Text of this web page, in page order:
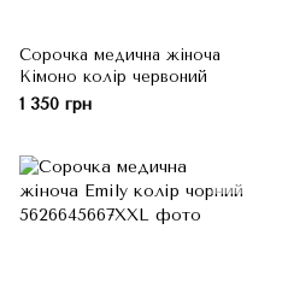
Сорочка медична жіноча
Кімоно колір червоний
1 350 грн